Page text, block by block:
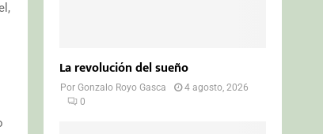
La revolución del sueño
PorGonzalo Royo Gasca
4 agosto, 2026
0